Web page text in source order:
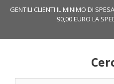
GENTILI CLIENTI IL MINIMO DI
90,00 EURO LA